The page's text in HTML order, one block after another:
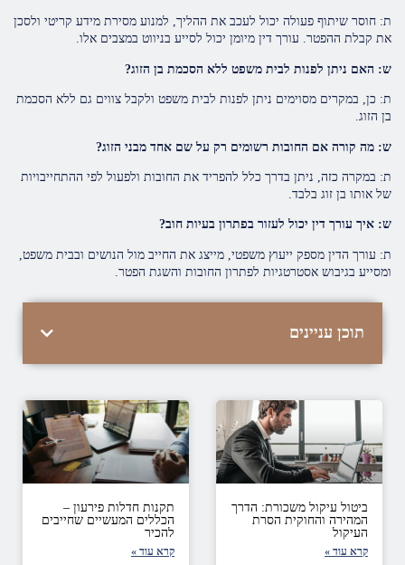
ת: חוסר שיתוף פעולה יכול לעכב את ההליך, למנוע מסירת מידע קריטי ולסכן
את קבלת ההפטר. עורך דין מיומן יכול לסייע בניווט במצבים אלו.
ש: האם ניתן לפנות לבית משפט ללא הסכמת בן הזוג?
ת: כן, במקרים מסוימים ניתן לפנות לבית משפט ולקבל צווים גם ללא הסכמת
בן הזוג.
ש: מה קורה אם החובות רשומים רק על שם אחד מבני הזוג?
ת: במקרה כזה, ניתן בדרך כלל להפריד את החובות ולפעול לפי ההתחייבויות
של אותו בן זוג בלבד.
ש: איך עורך דין יכול לעזור בפתרון בעיות חוב?
ת: עורך הדין מספק ייעוץ משפטי, מייצג את החייב מול הנושים ובבית משפט,
ומסייע בגיבוש אסטרטגיות לפתרון החובות והשגת הפטר.
תוכן עניינים
ביטול עיקול משכורת: הדרך
המהירה והחוקית הסרת
העיקול
קרא עוד »
תקנות חדלות פירעון –
הכללים המעשיים שחייבים
להכיר
קרא עוד »